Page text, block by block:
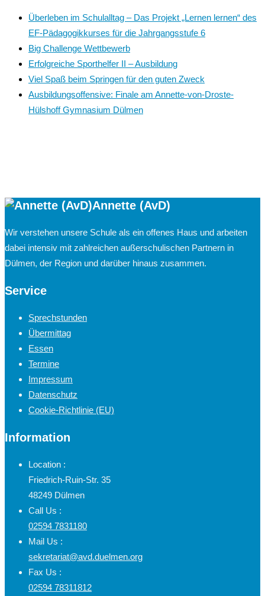
Überleben im Schulalltag – Das Projekt „Lernen lernen“ des
EF-Pädagogikkurses für die Jahrgangsstufe 6
Big Challenge Wettbewerb
Erfolgreiche Sporthelfer II – Ausbildung
Viel Spaß beim Springen für den guten Zweck
Ausbildungsoffensive: Finale am Annette-von-Droste-
Hülshoff Gymnasium Dülmen
Annette (AvD)
Wir verstehen unsere Schule als ein offenes Haus und arbeiten
dabei intensiv mit zahlreichen außerschulischen Partnern in
Dülmen, der Region und darüber hinaus zusammen.
Service
Sprechstunden
Übermittag
Essen
Termine
Impressum
Datenschutz
Cookie-Richtlinie (EU)
Information
Location :
Friedrich-Ruin-Str. 35
48249 Dülmen
Call Us :
02594 7831180
Mail Us :
sekretariat@avd.duelmen.org
Fax Us :
02594 78311812